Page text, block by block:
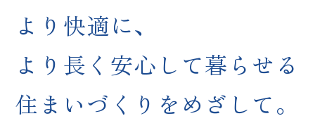
より快適に、
より長く安心して暮らせる
住まいづくりをめざして。